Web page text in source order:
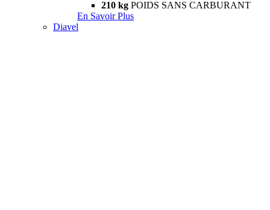
210 kg POIDS SANS CARBURANT
En Savoir Plus
Diavel